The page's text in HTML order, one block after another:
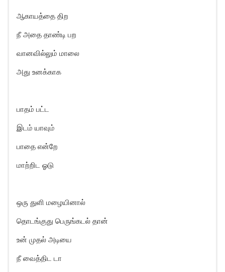
ஆகாயத்தை திற
நீ அதை தாண்டி பற
வானவில்லும் மாலை
அது உனக்காக
பாதம் பட்ட
இடம் யாவும்
பாதை என்றே
மாற்றிட ஓடு
ஒரு துளி மழையினால்
தொடங்குது பெருங்கடல் தான்
உன் முதல் அடியை
நீ வைத்திட டா